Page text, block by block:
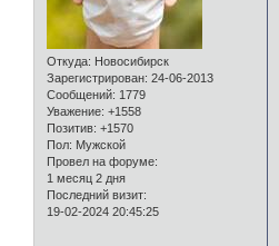
Откуда: Новосибирск
Зарегистрирован: 24-06-2013
Сообщений: 1779
Уважение: +1558
Позитив: +1570
Пол: Мужской
Провел на форуме:
1 месяц 2 дня
Последний визит:
19-02-2024 20:45:25